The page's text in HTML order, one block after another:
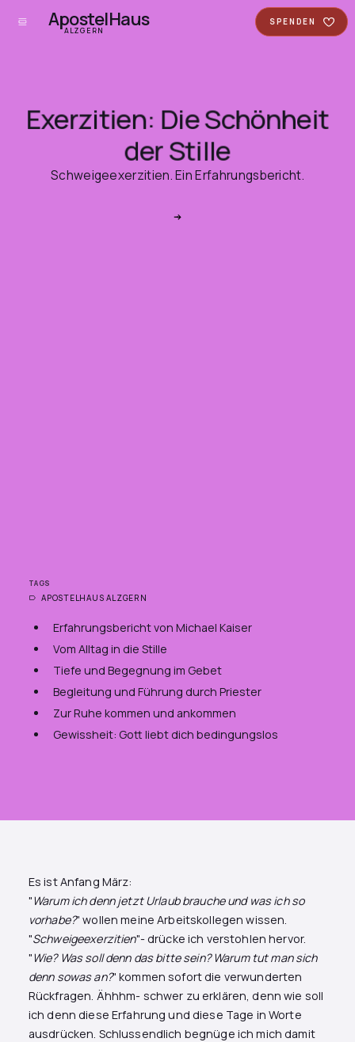
ApostelHaus
ALZGERN
SPENDEN
Exerzitien: Die Schönheit
der Stille
Schweigeexerzitien. Ein Erfahrungsbericht.
TAGS
APOSTELHAUS ALZGERN
Erfahrungsbericht von Michael Kaiser
Vom Alltag in die Stille
Tiefe und Begegnung im Gebet
Begleitung und Führung durch Priester
Zur Ruhe kommen und ankommen
Gewissheit: Gott liebt dich bedingungslos
Es ist Anfang März:
"Warum ich denn jetzt Urlaub brauche und was ich so
vorhabe?" wollen meine Arbeitskollegen wissen.
"Schweigeexerzitien"- drücke ich verstohlen hervor.
"Wie? Was soll denn das bitte sein? Warum tut man sich
denn sowas an?" kommen sofort die verwunderten
Rückfragen. Ähhhm- schwer zu erklären, denn wie soll
ich denn diese Erfahrung und diese Tage in Worte
ausdrücken. Schlussendlich begnüge ich mich damit